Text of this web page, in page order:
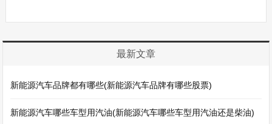
最新文章
新能源汽车品牌都有哪些(新能源汽车品牌有哪些股票)
新能源汽车哪些车型用汽油(新能源汽车哪些车型用汽油还是柴油)